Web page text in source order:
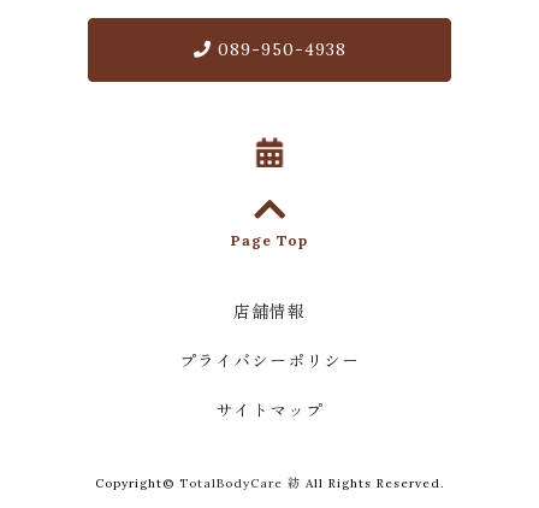
089-950-4938
Page Top
店舗情報
プライバシーポリシー
サイトマップ
Copyright© TotalBodyCare 紡 All Rights Reserved.